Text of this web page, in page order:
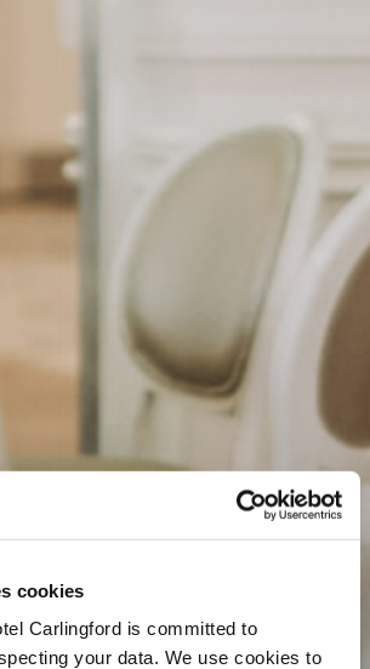
cookies
Carlingford is committed to
your data. We use cookies to